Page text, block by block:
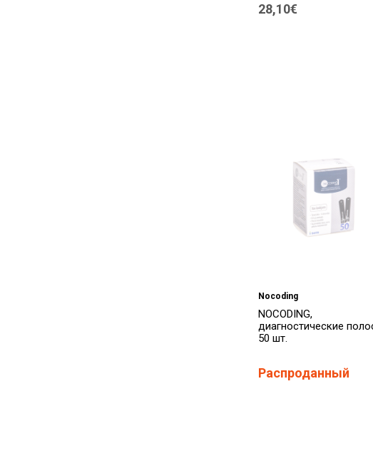
28,10€
Nocoding
NOCODING,
диагностические
50 шт.
Распроданный